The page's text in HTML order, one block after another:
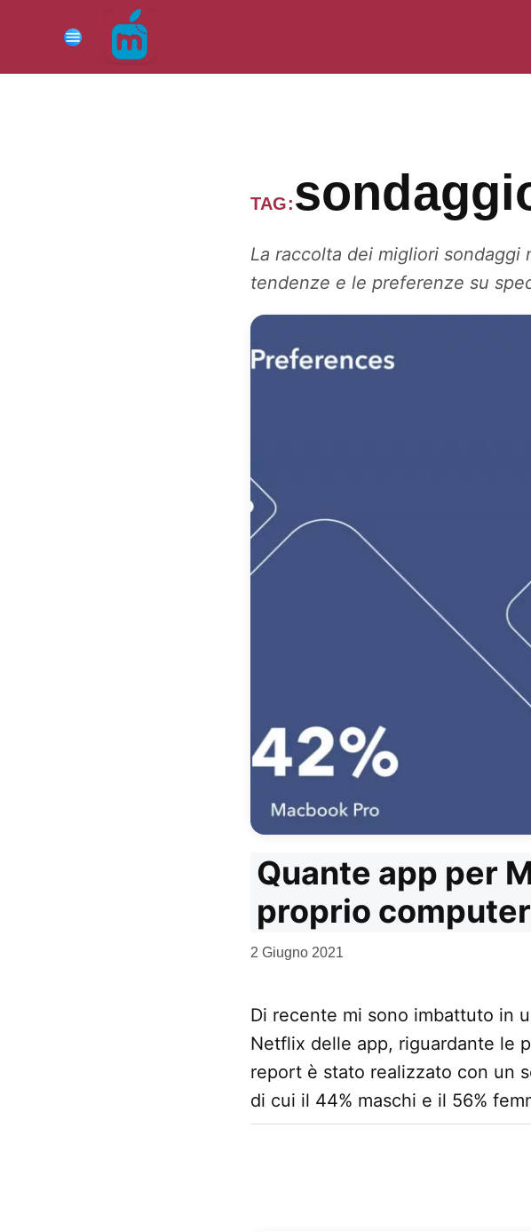
contenuto
Menu
TAG:
La raccolta dei migliori
tendenze e le preferenze su
Quante app per
proprio
da
2 Giugno 2021
Di recente mi sono imbattuto in
Netflix delle app, riguardante le
report è stato realizzato con un
di cui il 44% maschi e il 56%